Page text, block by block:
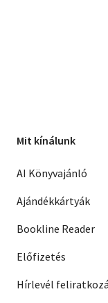
Mit kínálunk
AI Könyvajánló
Ajándékkártyák
Bookline Reader
Előfizetés
Hírlevél